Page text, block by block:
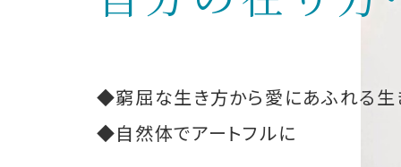
◆窮屈な生き方から愛にあふれる生
◆自然体でアートフルに